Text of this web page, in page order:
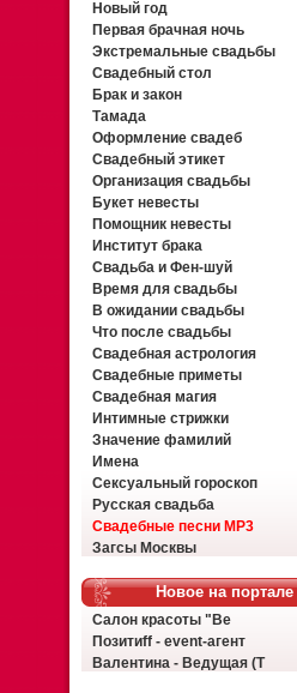
Новый год
Первая брачная ночь
Экстремальные свадьбы
Свадебный стол
Брак и закон
Тамада
Оформление свадеб
Свадебный этикет
Организация свадьбы
Букет невесты
Помощник невесты
Институт брака
Свадьба и Фен-шуй
Время для свадьбы
В ожидании свадьбы
Что после свадьбы
Свадебная астрология
Свадебные приметы
Свадебная магия
Интимные стрижки
Значение фамилий
Имена
Сексуальный гороскоп
Русская свадьба
Свадебные песни MP3
Загсы Москвы
Новое на портале
Салон красоты "Ве
Позитиff - event-агент
Валентина - Ведущая (Т